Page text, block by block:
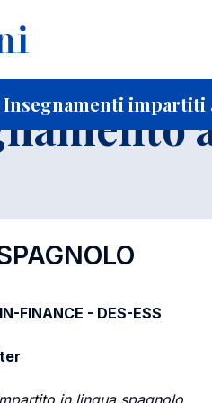
impartiti
iscritti
FINANCE - DES-ESS
in lingua spagnolo